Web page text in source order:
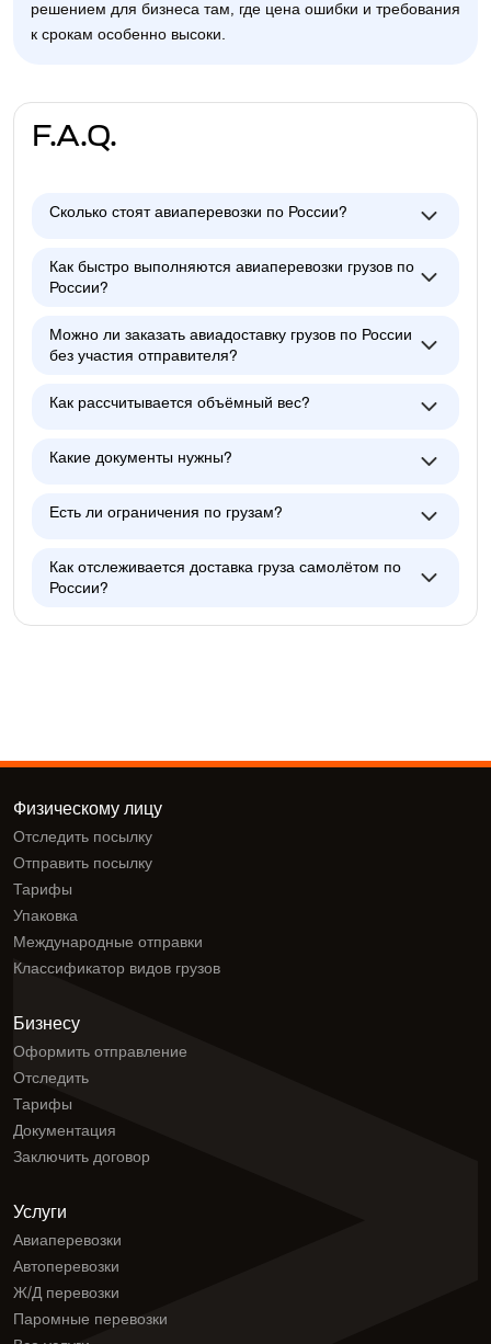
решением для бизнеса там, где цена ошибки и требования
к срокам особенно высоки.
F.A.Q.
Сколько стоят авиаперевозки по России?
Как быстро выполняются авиаперевозки грузов по
России?
Можно ли заказать авиадоставку грузов по России
без участия отправителя?
Как рассчитывается объёмный вес?
Какие документы нужны?
Есть ли ограничения по грузам?
Как отслеживается доставка груза самолётом по
России?
Физическому лицу
Отследить посылку
Отправить посылку
Тарифы
Упаковка
Международные отправки
Классификатор видов грузов
Бизнесу
Оформить отправление
Отследить
Тарифы
Документация
Заключить договор
Услуги
Авиаперевозки
Автоперевозки
Ж/Д перевозки
Паромные перевозки